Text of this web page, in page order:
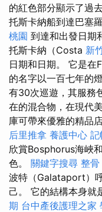
的紅色部分顯示了過
托斯卡納船到達巴塞
桃園 到達和出發日期
托斯卡納（Costa 新
日期和日期。 它是在
的名字以一百七年的
有30次巡遊，其服務
在的混合物，在現代
庫可帶來優雅的精品
后里推拿 養護中心 記
欣賞Bosphorus海峽
色。 關鍵字搜尋 整骨
波特（Galataport）
己。 它的結構本身就
期 台中產後護理之家